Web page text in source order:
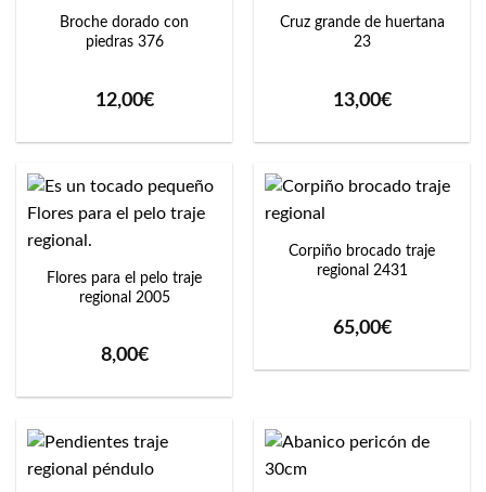
Broche dorado con
piedras 376
12,00€
Cruz grande de huertana
23
13,00€
Flores para el pelo traje
regional 2005
8,00€
Corpiño brocado traje
regional 2431
65,00€